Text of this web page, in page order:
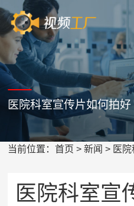
医院科室宣传片如何拍好
当前位置：首页 >新闻 > 医
医院科室宣